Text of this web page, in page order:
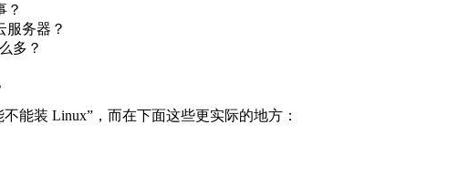
？
服务器？
多？
能装 Linux”，而在下面这些更实际的地方：